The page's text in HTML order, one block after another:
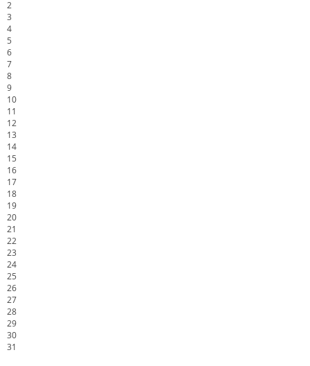
2
3
4
5
6
7
8
9
10
11
12
13
14
15
16
17
18
19
20
21
22
23
24
25
26
27
28
29
30
31